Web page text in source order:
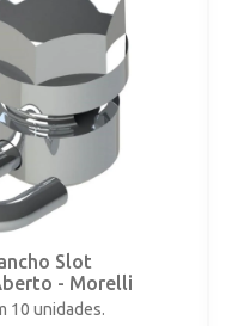
Slot
- Morelli
10 unidades.